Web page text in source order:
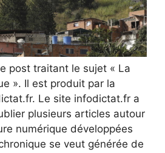
post traitant le sujet « La
». Il est produit par la
Le site infodictat.fr a
plusieurs articles autour
numérique développées
se veut générée de